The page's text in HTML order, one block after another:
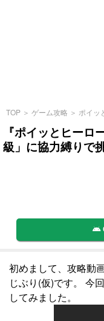
TOP ＞ ゲーム攻略 ＞ ポイッ
『ポイッとヒーロ
級」に協力縛りで
初めまして、攻略動
じぶり(仮)です。 今
してみました。